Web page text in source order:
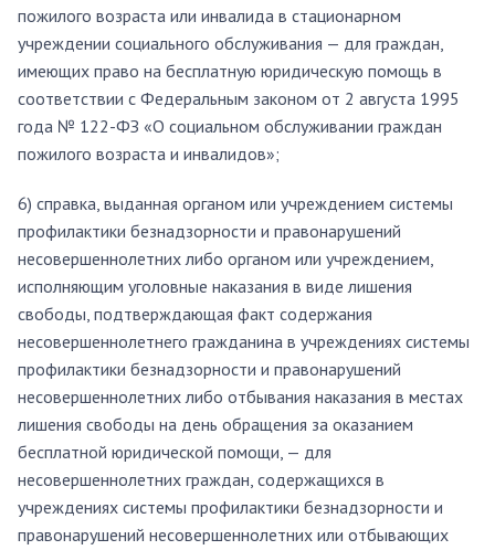
пожилого возраста или инвалида в стационарном
учреждении социального обслуживания — для граждан,
имеющих право на бесплатную юридическую помощь в
соответствии с Федеральным законом от 2 августа 1995
года № 122-ФЗ «О социальном обслуживании граждан
пожилого возраста и инвалидов»;
6) справка, выданная органом или учреждением системы
профилактики безнадзорности и правонарушений
несовершеннолетних либо органом или учреждением,
исполняющим уголовные наказания в виде лишения
свободы, подтверждающая факт содержания
несовершеннолетнего гражданина в учреждениях системы
профилактики безнадзорности и правонарушений
несовершеннолетних либо отбывания наказания в местах
лишения свободы на день обращения за оказанием
бесплатной юридической помощи, — для
несовершеннолетних граждан, содержащихся в
учреждениях системы профилактики безнадзорности и
правонарушений несовершеннолетних или отбывающих